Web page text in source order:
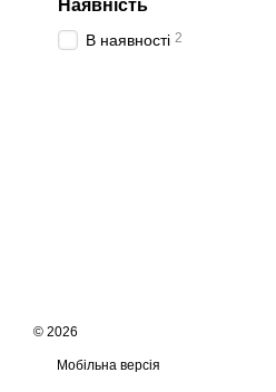
Наявність
В наявності 2
© 2026
Мобільна версія